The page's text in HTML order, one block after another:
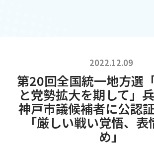
2022.12.09
第20回全国統一地方選
と党勢拡大を期して」
神戸市議候補者に公認
「厳しい戦い覚悟、
め」